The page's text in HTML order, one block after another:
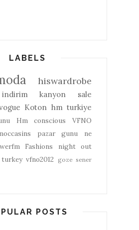
LABELS
hiswardrobe
indirim kanyon
sale
Koton hm turkiye
Hm conscious
VFNO
pazar gunu ne
Fashions night out
vfno2012
goze sener
POSTS